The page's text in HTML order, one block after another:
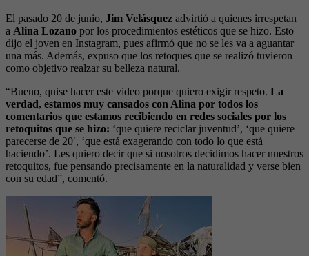
El pasado 20 de junio, Jim Velásquez advirtió a quienes irrespetan
a Alina Lozano por los procedimientos estéticos que se hizo. Esto
dijo el joven en Instagram, pues afirmó que no se les va a aguantar
una más. Además, expuso que los retoques que se realizó tuvieron
como objetivo realzar su belleza natural.
“Bueno, quise hacer este video porque quiero exigir respeto. La
verdad, estamos muy cansados con Alina por todos los
comentarios que estamos recibiendo en redes sociales por los
retoquitos que se hizo: ‘que quiere reciclar juventud’, ‘que quiere
parecerse de 20′, ‘que está exagerando con todo lo que está
haciendo’. Les quiero decir que si nosotros decidimos hacer nuestros
retoquitos, fue pensando precisamente en la naturalidad y verse bien
con su edad”, comentó.